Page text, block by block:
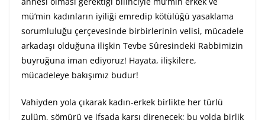
mü’min kadınların iyiliği emredip kötülüğü yasaklama
sorumluluğu çerçevesinde birbirlerinin velisi, mücadele
arkadaşı olduğuna ilişkin Tevbe Sûresindeki Rabbimizin
buyruğuna iman ediyoruz! Hayata, ilişkilere,
mücadeleye bakışımız budur!
Vahiyden yola çıkarak kadın-erkek birlikte her türlü
zulüm, sömürü ve ifsada karşı direnecek; bu yolda birlik